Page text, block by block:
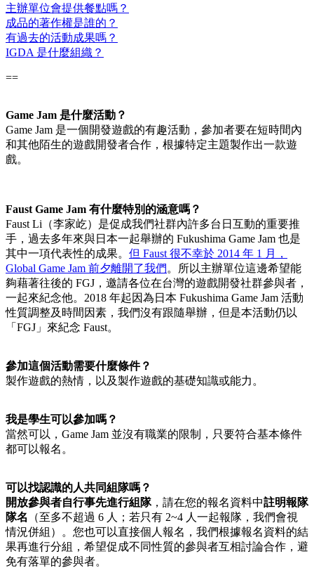
主辦單位會提供餐點嗎？
成品的著作權是誰的？
有過去的活動成果嗎？
IGDA 是什麼組織？
==
Game Jam 是什麼活動？
Game Jam 是一個開發遊戲的有趣活動，參加者要在短時間內
和其他陌生的遊戲開發者合作，根據特定主題製作出一款遊
戲。
Faust Game Jam 有什麼特別的涵意嗎？
Faust Li（李家屹）是促成我們社群內許多台日互動的重要推
手，過去多年來與日本一起舉辦的 Fukushima Game Jam 也是
其中一項代表性的成果。 但 Faust 很不幸於 2014 年 1 月，
Global Game Jam 前夕離開了我們 。所以主辦單位這邊希望能
夠藉著往後的 FGJ，邀請各位在台灣的遊戲開發社群參與者，
一起來紀念他。2018 年起因為日本 Fukushima Game Jam 活動
性質調整及時間因素，我們沒有跟隨舉辦，但是本活動仍以
「FGJ」來紀念 Faust。
參加這個活動需要什麼條件？
製作遊戲的熱情，以及製作遊戲的基礎知識或能力。
我是學生可以參加嗎？
當然可以，Game Jam 並沒有職業的限制，只要符合基本條件
都可以報名。
可以找認識的人共同組隊嗎？
開放參與者自行事先進行組隊，請在您的報名資料中註明報隊
隊名
（至多不超過 6 人；若只有 2~4 人一起報隊，我們會視
情況併組）。您也可以直接個人報名，我們根據報名資料的結
果再進行分組，希望促成不同性質的參與者互相討論合作，避
免有落單的參與者。